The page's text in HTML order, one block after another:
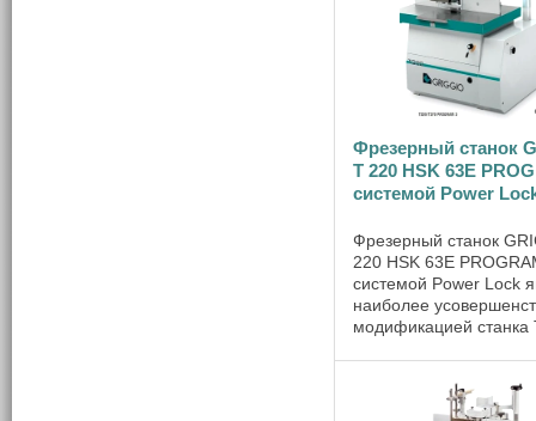
Фрезерный станок
Т 220 HSK 63E
системой Power
Фрезерный станок
220 HSK 63E
системой Power Lock
наиболее
модификацией станка
время, следящих за
безупречным